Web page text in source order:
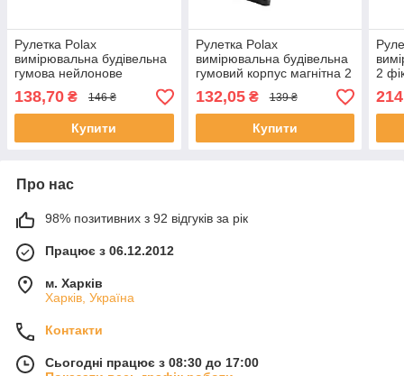
Рулетка Polax
вимірювальна будівельна
гумова нейлонове
покриття 3 м х 16 мм (29-
014)
138,70 ₴ 146 ₴
Купити
Рулетка Polax
вимірювальна будівельна
гумовий корпус магнітна 2
стопа фіксатор 5 м х 19
мм (29-017)
132,05₴ 139 ₴
Купити
2
(29-
Про нас
98% позитивних з 92 відгуків за рік
Працює з 06.12.2012
м. Харків
Харків, Україна
Контакти
Сьогодні працює з 08:30 до 17:00